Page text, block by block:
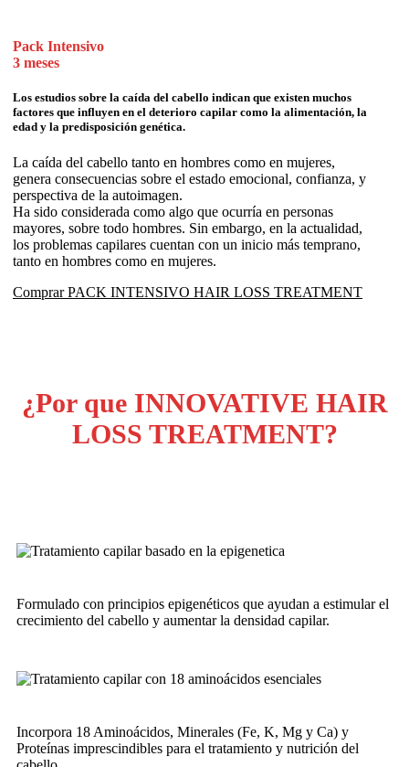
Pack Intensivo
3 meses
Los estudios sobre la caída del cabello indican que existen muchos
factores que influyen en el deterioro capilar como la alimentación, la
edad y la predisposición genética.
La caída del cabello tanto en hombres como en mujeres,
genera consecuencias sobre el estado emocional, confianza, y
perspectiva de la autoimagen.
Ha sido considerada como algo que ocurría en personas
mayores, sobre todo hombres. Sin embargo, en la actualidad,
los problemas capilares cuentan con un inicio más temprano,
tanto en hombres como en mujeres.
Comprar PACK INTENSIVO HAIR LOSS TREATMENT
¿Por que INNOVATIVE HAIR
LOSS TREATMENT?
Formulado con principios epigenéticos que ayudan a estimular el
crecimiento del cabello y aumentar la densidad capilar.
Incorpora 18 Aminoácidos, Minerales (Fe, K, Mg y Ca) y
Proteínas imprescindibles para el tratamiento y nutrición del